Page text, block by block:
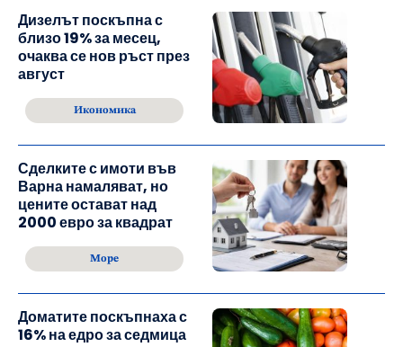
Дизелът поскъпна с
близо 19% за месец,
очаква се нов ръст през
август
Икономика
Сделките с имоти във
Варна намаляват, но
цените остават над
2000 евро за квадрат
Море
Доматите поскъпнаха с
16% на едро за седмица